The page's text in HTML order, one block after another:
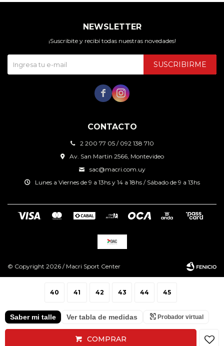
40 41 42 43 44 45
Saber mi talle Ver tabla de medidas Probador virtual
COMPRAR
CONTACTO
2 200 77 05 / 092 138 710
Av. San Martin 2566, Montevideo
sac@macri.com.uy
Lunes a Viernes de 9 a 13hs y 14 a 18hs / Sábado de 9 a 13hs
NEWSLETTER
¡Suscribite y recibí todas nuestras novedades!
SUSCRIBIRME
 
© Copyright 2026 / Macri Sport Center
Fenicio